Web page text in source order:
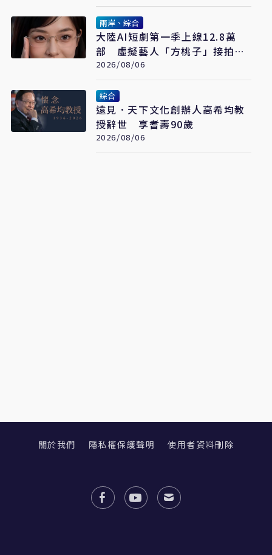
兩岸、綜合
大陸AI短劇第一季上線12.8萬
部 虛擬藝人「方桃子」接拍美
瞳廣告
2026/08/06
綜合
遠見．天下文化創辦人高希均教
授辭世 享耆壽90歲
2026/08/06
關於我們 隱私權保護聲明 使用者資料刪除